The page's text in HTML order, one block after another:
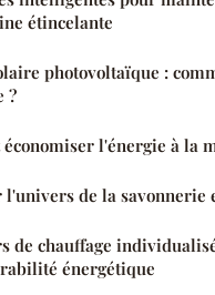
étincelante
photovoltaïque :
?
l'énergie à la
de la savonnerie
de chauffage
énergétique